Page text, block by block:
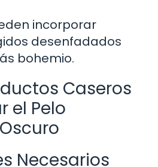
incorporar
desenfadados
bohemio.
Caseros
el Pelo
Necesarios